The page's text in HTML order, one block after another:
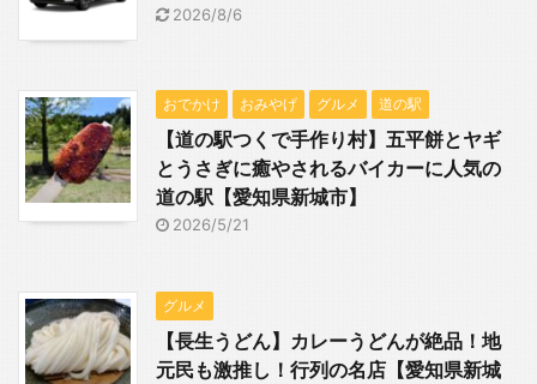
2026/8/6
おでかけ おみやげ グルメ 道の駅
【道の駅つくで手作り村】五平餅とヤギ
とうさぎに癒やされるバイカーに人気の
道の駅【愛知県新城市】
2026/5/21
グルメ
【長生うどん】カレーうどんが絶品！地
元民も激推し！行列の名店【愛知県新城